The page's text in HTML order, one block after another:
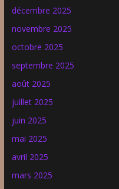
décembre 2025
novembre 2025
octobre 2025
septembre 2025
août 2025
juillet 2025
juin 2025
mai 2025
avril 2025
mars 2025